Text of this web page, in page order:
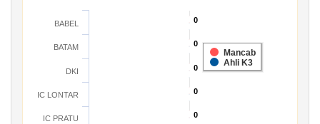
0
0
0
0
0
0
0
0
0
0
Mancab
Ahli K3
BABEL
BATAM
DKI
IC LONTAR
IC PRATU